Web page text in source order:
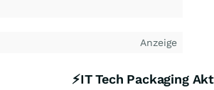
Anzeige
⚡IT Tech Packaging